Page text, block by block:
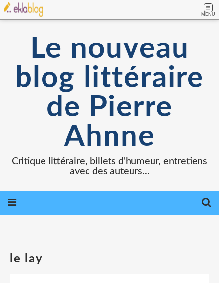
MENU
Le nouveau
blog littéraire
de Pierre
Ahnne
Critique littéraire, billets d'humeur, entretiens
avec des auteurs...
le lay